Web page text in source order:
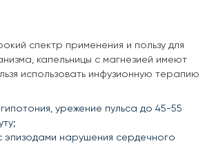
спектр применения и пользу для
капельницы с магнезией имеют
использовать инфузионную терапию
урежение пульса до 45-55
эпизодами нарушения сердечного